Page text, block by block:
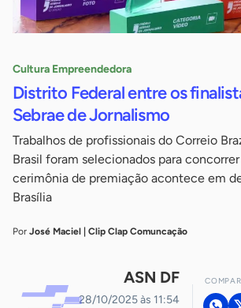
Cultura Empreendedora
Distrito Federal entre os
Sebrae de Jornalismo
Trabalhos de profissionais do Correio
Brasil foram selecionados para
cerimônia de premiação acontece em
Brasília
Por José Maciel | Clip Clap Comuncação
ASN DF
28/10/2025 às 11:54